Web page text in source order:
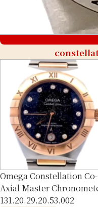
Omega Constellation Co-
Axial Master
131.20.29.20.53.002